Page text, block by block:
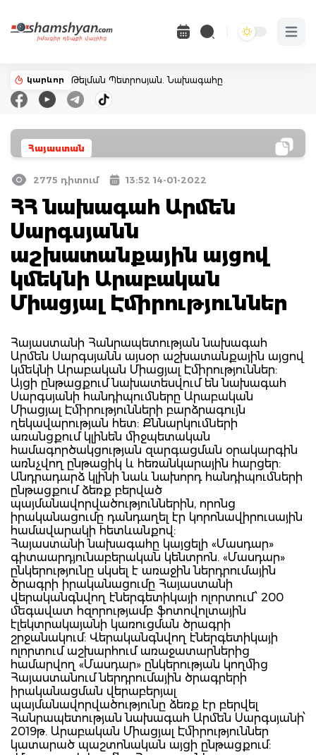
Open
կարևոր Թելման Պետրոսյան. Նախագահը
Հայաստան
2775 դիտում 13:52 14-01-2022
ՀՀ նախագահ Արմեն
Սարգսյանն
աշխատանքային այցով
կմեկնի Արաբական
Միացյալ Էմիրություններ
Հայաստանի Հանրապետության նախագահ
Արմեն Սարգսյանն այսօր աշխատանքային այցով
կմեկնի Արաբական Միացյալ Էմիրություններ:
Այցի ընթացքում նախատեսվում են նախագահ
Սարգսյանի հանդիպումները Արաբական
Միացյալ Էմիրությունների բարձրագույն
ղեկավարության հետ: Քննարկումների
առանցքում կլինեն միջպետական
համագործակցության զարգացման օրակարգին
առնչվող ընթացիկ և հեռանկարային հարցեր:
Անդրադարձ կլինի նաև նախորդ հանդիպումների
ընթացքում ձեռք բերված
պայմանավորվածություններին, որոնց
իրականացումը դանդաղել էր կորոնավիրուսային
համավարակի հետևանքով:
Հայաստանի նախագահը կայցելի «Մասդար»
գիտաարդյունաբերական կենտրոն. «Մասդար»
ընկերությունը սկսել է առաջին ներդրումային
ծրագրի իրականացումը Հայաստանի
վերականգնվող էներգետիկայի ոլորտում՝ 200
մեգավատ հզորությամբ ֆոտովոլտային
էլեկտրակայանի կառուցման ծրագրի
շրջանակում: Վերականգնվող էներգետիկայի
ոլորտում աշխարհում առաջատարներից
համարվող «Մասդար» ընկերության կողմից
Հայաստանում ներդրումային ծրագրերի
իրականացման վերաբերյալ
պայմանավորվածությունը ձեռք էր բերվել
Հանրապետության նախագահ Արմեն Սարգսյանի՝
2019թ. Արաբական Միացյալ Էմիրություններ
կատարած պաշտոնական այցի ընթացքում: